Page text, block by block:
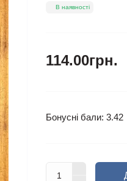
В наявності
114.00грн.
Бонусні бали: 3.42